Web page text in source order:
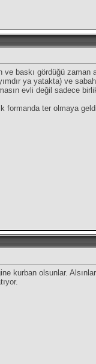
ve baskı gördüğü
ya yatakta) ve
evli değil sadece
formanda ter olmaya
kurban olsunlar.